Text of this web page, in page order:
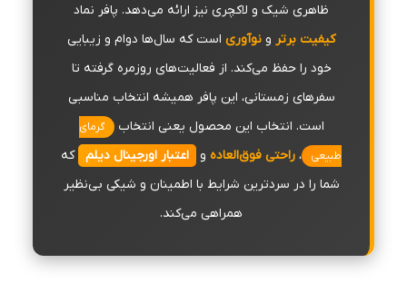
ظاهری شیک و لاکچری نیز ارائه می‌دهد. پافر نماد
کیفیت برتر و نوآوری است که سال‌ها دوام و زیبایی
خود را حفظ می‌کند. از فعالیت‌های روزمره گرفته تا
سفرهای زمستانی، این پافر همیشه انتخاب مناسبی
است. انتخاب این محصول یعنی انتخاب
گرمای
طبیعی
، راحتی فوق‌العاده و اعتبار اورجینال دیلم که
شما را در سردترین شرایط با اطمینان و شیکی بی‌نظیر
همراهی می‌کند.